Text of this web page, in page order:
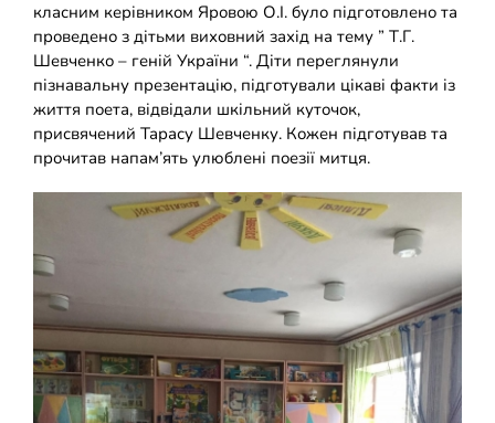
Джура
ОХОРОНА ПРАЦІ
ФІНАНСОВО-ГОСПОДАРСЬКА РОБОТА
ШКІЛЬНІ МУЗЕЇ
ІННОВАЦІЙНА ОСВІТА
Електронні журнали
Новий освітній простір
БАТЬКАМ
ПРОЗОРІСТЬ ТА ІНФОРМАЦІЙНА ВІДКРИТІСТЬ ЗАКЛАДУ
ШКІЛЬНА БІБЛІОТЕКА
класним керівником Яровою О.І. було підготовлено та
проведено з дітьми виховний захід на тему ” Т.Г.
Шевченко – геній України “. Діти переглянули
пізнавальну презентацію, підготували цікаві факти із
життя поета, відвідали шкільний куточок,
присвячений Тарасу Шевченку. Кожен підготував та
прочитав напам’ять улюблені поезії митця.